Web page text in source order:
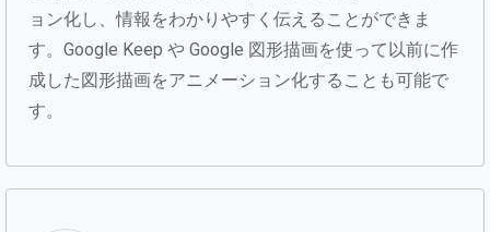
ョン化し、情報をわかりやすく伝えることができま
す。Google Keep や Google 図形描画を使って以前に作
成した図形描画をアニメーション化することも可能で
す。